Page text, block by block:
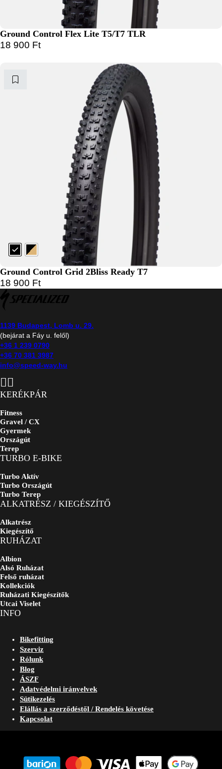
Ground Control Flex Lite T5/T7 TLR
18 900 Ft
Ground Control Grid 2Bliss Ready T7
18 900 Ft
1139 Budapest, Lomb u. 29.
(bejárat a Fáy u. felől)
+36 1 239 0790
+36 70 381 3987
info@speed-way.hu
KERÉKPÁR
Fitness
Gravel / CX
Gyermek
Országút
Terep
TURBO E-BIKE
Turbo Aktív
Turbo Országút
Turbo Terep
ALKATRÉSZ / KIEGÉSZÍTŐ
Alkatrész
Kiegészítő
RUHÁZAT
Albion
Alsó Ruházat
Felső ruházat
Kollekciók
Ruházati Kiegészítők
Utcai Viselet
INFO
Bikefitting
Szerviz
Rólunk
Blog
ÁSZF
Adatvédelmi irányelvek
Sütikezelés
Elállás a szerződéstől / Rendelés követése
Kapcsolat